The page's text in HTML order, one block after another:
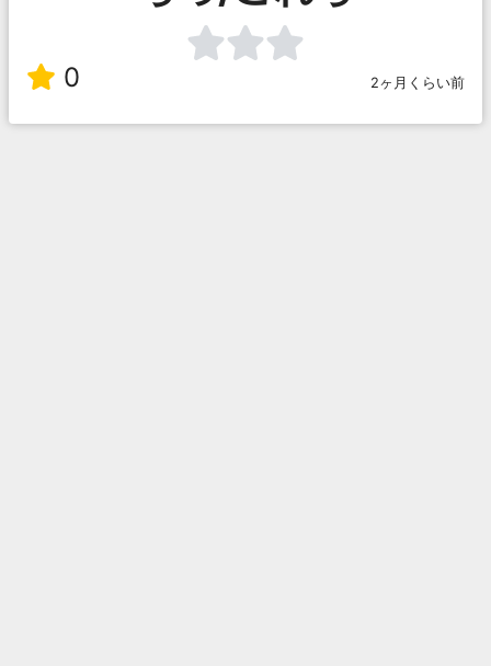
0 2ヶ月くらい前